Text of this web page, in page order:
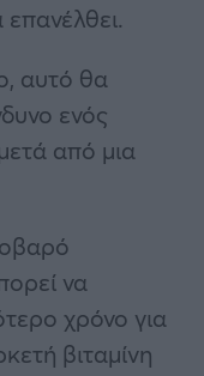
αυτό θα
ενός
από μια
να
χρόνο για
βιταμίνη